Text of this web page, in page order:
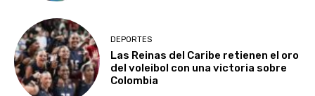
DEPORTES
Las Reinas del Caribe retienen el oro
del voleibol con una victoria sobre
Colombia